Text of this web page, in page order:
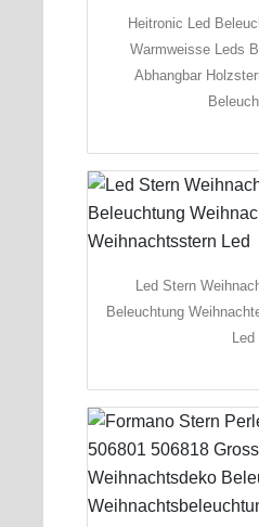
Heitronic Led
Warmweisse Leds
Abhangbar
Led Stern
Beleuchtung
Led